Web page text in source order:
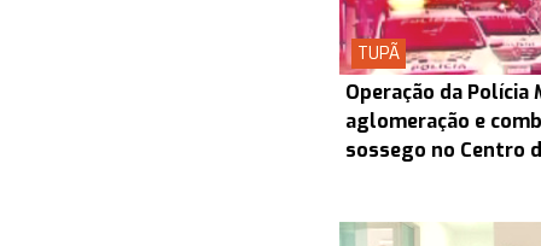
TUPÃ
Operação da
aglomeração e
sossego no Centro